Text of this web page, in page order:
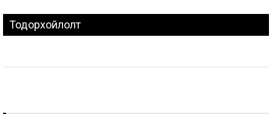
Тодорхойлолт